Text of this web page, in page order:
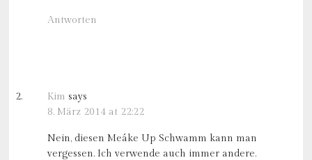
Antworten
Kim says
8. März 2014 at 22:22
Nein, diesen Meáke Up Schwamm kann man
vergessen. Ich verwende auch immer andere.